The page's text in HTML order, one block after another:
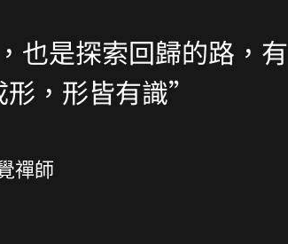
也是探索回歸的路，有
，形皆有識”
禪師